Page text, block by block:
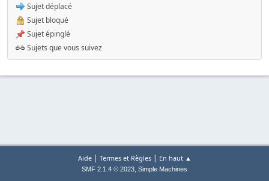
Sujet déplacé
Sujet bloqué
Sujet épinglé
Sujets que vous suivez
Aide| Termes et Règles| En haut ▲
SMF 2.1.4 © 2023, Simple Machines